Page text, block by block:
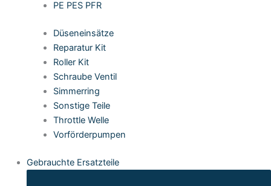
PE PES PFR
Düseneinsätze
Reparatur Kit
Roller Kit
Schraube Ventil
Simmerring
Sonstige Teile
Throttle Welle
Vorförderpumpen
Gebrauchte Ersatzteile